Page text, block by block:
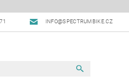
INFO@SPECTRUMBIKE.CZ